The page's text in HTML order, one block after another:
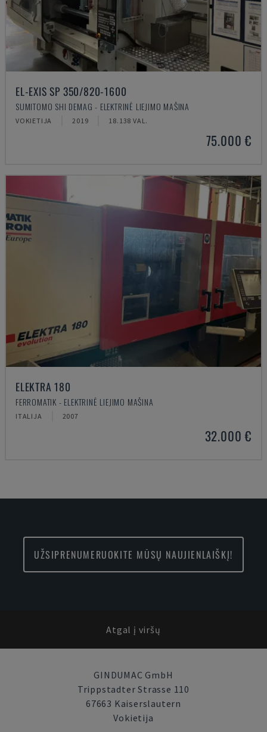
EL-EXIS SP 350/820-1600
SUMITOMO SHI DEMAG - ELEKTRINĖ LIEJIMO MAŠINA
VOKIETIJA 2019 18.138 VAL.
75.000 €
ELEKTRA 180
FERROMATIK - ELEKTRINĖ LIEJIMO MAŠINA
ITALIJA 2007
32.000 €
UŽSIPRENUMERUOKITE MŪSŲ NAUJIENLAIŠKĮ!
Atgal į viršų
GINDUMAC GmbH
Trippstadter Strasse 110
67663 Kaiserslautern
Vokietija